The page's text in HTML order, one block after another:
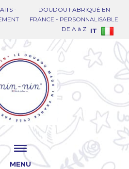
-
DOUDOU FABRIQUÉ EN
FRANCE - PERSONNALISABLE
DE A à Z IT
MENU